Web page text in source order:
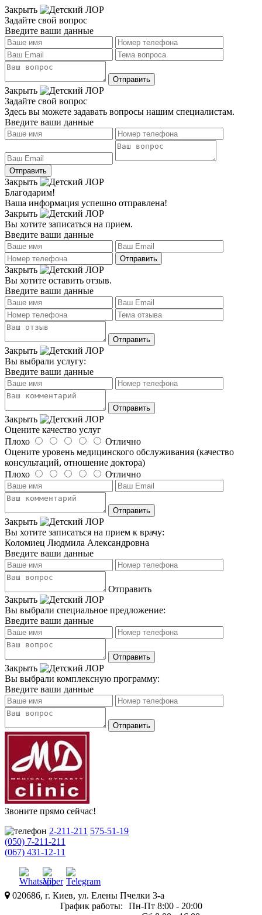
Закрыть
Задайте свой вопрос
Введите ваши данные
Закрыть
Задайте свой вопрос
Здесь вы можете задавать вопросы нашим специалистам.
Введите ваши данные
Закрыть
Благодарим!
Ваша информация успешно отправлена!
Закрыть
Вы хотите записаться на прием.
Введите ваши данные
Закрыть
Вы хотите оставить отзыв.
Введите ваши данные
Закрыть
Вы выбрали услугу:
Введите ваши данные
Закрыть
Оцените качество услуг
Плохо
Отлично
Оцените уровень медицинского обслуживания (качество
консультаций, отношение доктора)
Плохо
Отлично
Закрыть
Вы хотите записаться на прием к врачу:
Коломиец Людмила Александровна
Введите ваши данные
Отправить
Закрыть
Вы выбрали специальное предложение:
Введите ваши данные
Закрыть
Вы выбрали комплексную программу:
Введите ваши данные
Звоните прямо сейчас!
2-211-211 575-51-19
(050) 7-211-211
(067) 431-12-11
020686, г. Киев, ул. Елены Пчелки 3-а
График работы:
Пн-Пт 8:00 - 20:00